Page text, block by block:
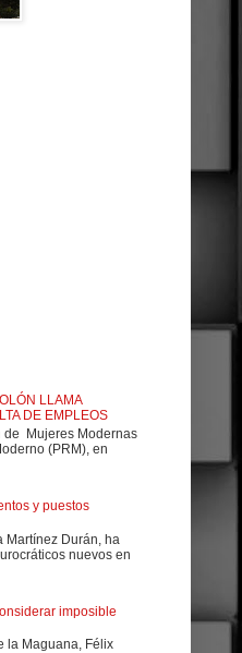
LLAMA
DE EMPLEOS
Mujeres Modernas
(PRM), en
y puestos
Martínez Durán, ha
nuevos en
imposible
la Maguana, Félix